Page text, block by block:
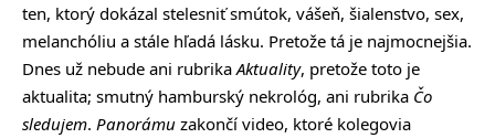
ten, ktorý dokázal stelesniť smútok, vášeň, šialenstvo, sex,
melanchóliu a stále hľadá lásku. Pretože tá je najmocnejšia.
Dnes už nebude ani rubrika Aktuality, pretože toto je
aktualita; smutný hamburský nekrológ, ani rubrika Čo
sledujem. Panorámu zakončí video, ktoré kolegovia